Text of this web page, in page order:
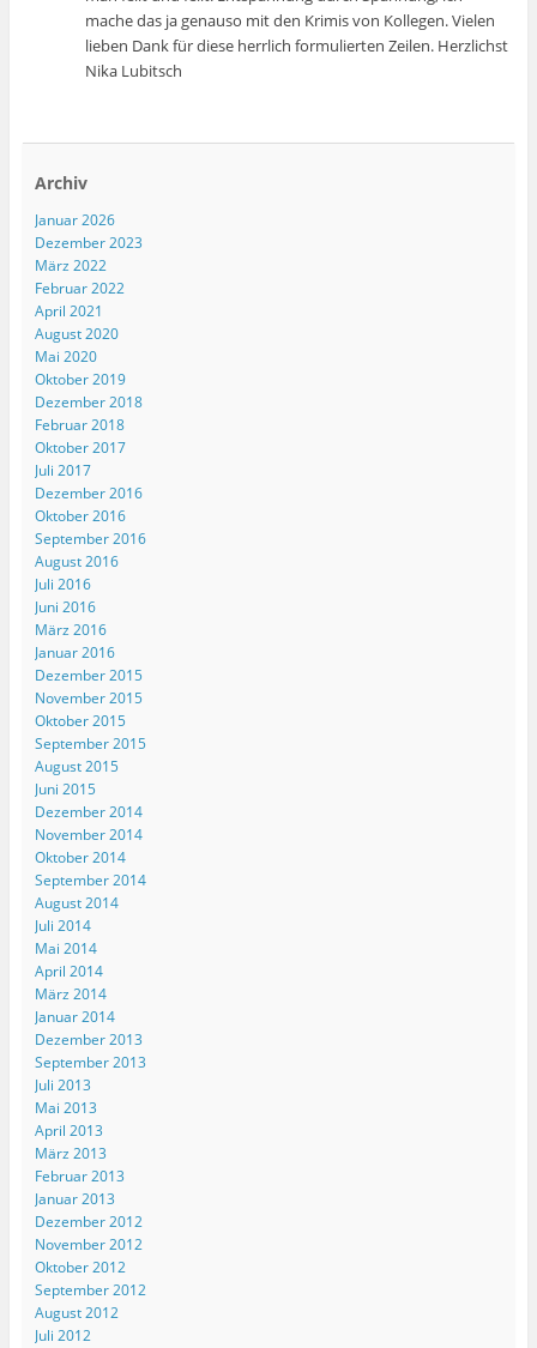
mache das ja genauso mit den Krimis von Kollegen. Vielen
lieben Dank für diese herrlich formulierten Zeilen. Herzlichst
Nika Lubitsch
Archiv
Januar 2026
Dezember 2023
März 2022
Februar 2022
April 2021
August 2020
Mai 2020
Oktober 2019
Dezember 2018
Februar 2018
Oktober 2017
Juli 2017
Dezember 2016
Oktober 2016
September 2016
August 2016
Juli 2016
Juni 2016
März 2016
Januar 2016
Dezember 2015
November 2015
Oktober 2015
September 2015
August 2015
Juni 2015
Dezember 2014
November 2014
Oktober 2014
September 2014
August 2014
Juli 2014
Mai 2014
April 2014
März 2014
Januar 2014
Dezember 2013
September 2013
Juli 2013
Mai 2013
April 2013
März 2013
Februar 2013
Januar 2013
Dezember 2012
November 2012
Oktober 2012
September 2012
August 2012
Juli 2012